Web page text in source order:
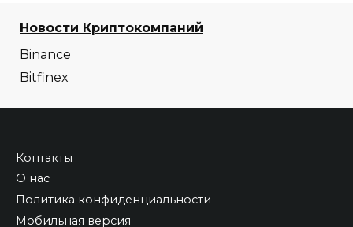
Новости Криптокомпаний
Binance
Bitfinex
Контакты
О нас
Политика конфиденциальности
Мобильная версия